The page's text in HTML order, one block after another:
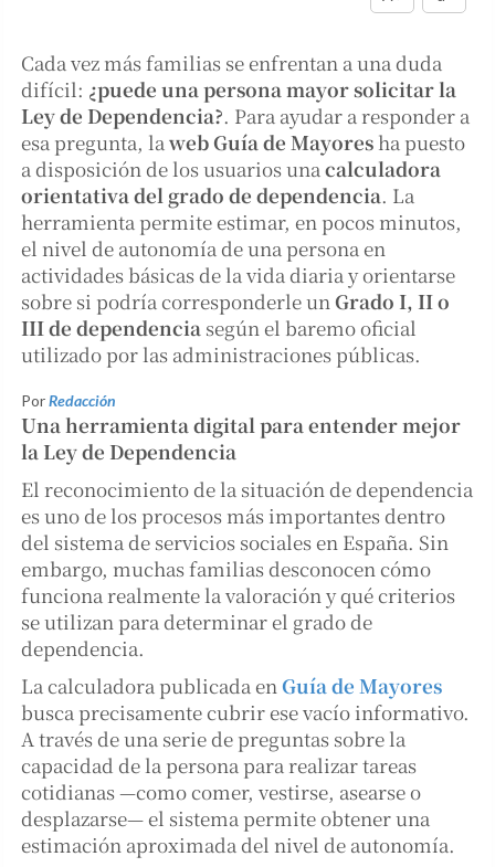
Cada vez más familias se enfrentan a una duda
difícil: ¿puede una persona mayor solicitar la
Ley de Dependencia?. Para ayudar a responder a
esa pregunta, laweb Guía de Mayores ha puesto
a disposición de los usuarios unacalculadora
orientativa del grado de dependencia. La
herramienta permite estimar, en pocos minutos,
el nivel de autonomía de una persona en
actividades básicas de la vida diaria y orientarse
sobre si podría corresponderle unGrado I, II o
III de dependencia según el baremo oficial
utilizado por las administraciones públicas.
PorRedacción
Una herramienta digital para entender mejor
la Ley de Dependencia
El reconocimiento de la situación de dependencia
es uno de los procesos más importantes dentro
del sistema de servicios sociales en España. Sin
embargo, muchas familias desconocen cómo
funciona realmente la valoración y qué criterios
se utilizan para determinar el grado de
dependencia.
La calculadora publicada enGuía de Mayores
busca precisamente cubrir ese vacío informativo.
A través de una serie de preguntas sobre la
capacidad de la persona para realizar tareas
cotidianas —como comer, vestirse, asearse o
desplazarse— el sistema permite obtener una
estimación aproximada del nivel de autonomía.